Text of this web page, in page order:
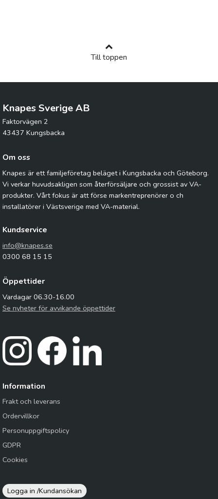
Till toppen
Knapes Sverige AB
Faktorvägen 2
43437 Kungsbacka
Om oss
Knapes är ett familjeföretag beläget i Kungsbacka och Göteborg.
Vi verkar huvudsakligen som återförsäljare och grossist av VA-
produkter. Vårt fokus är att förse markentreprenörer o ch
installatörer i Västsverige med VA-material.
Kundservice
info@knapes.se
0300 68 15 15
Öppettider
Vardagar 06.30-16.00
Se nyheter för avvikande öppettider
Information
Frakt och leverans
Ordervillkor
Personuppgiftspolicy
GDPR
Cookies
Logga in /Kundansökan